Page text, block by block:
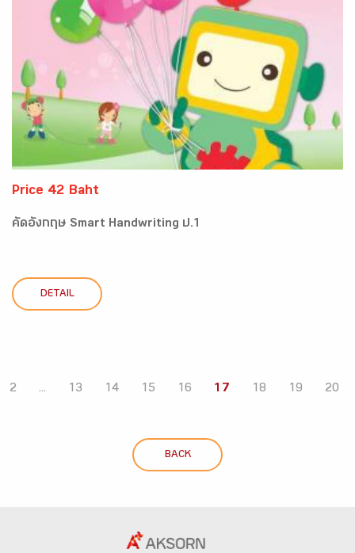
Price 42 Baht
คัดอังกฤษ Smart Handwriting ป.1
DETAIL
2 ... 13 14 15 16 17 18 19 20
BACK